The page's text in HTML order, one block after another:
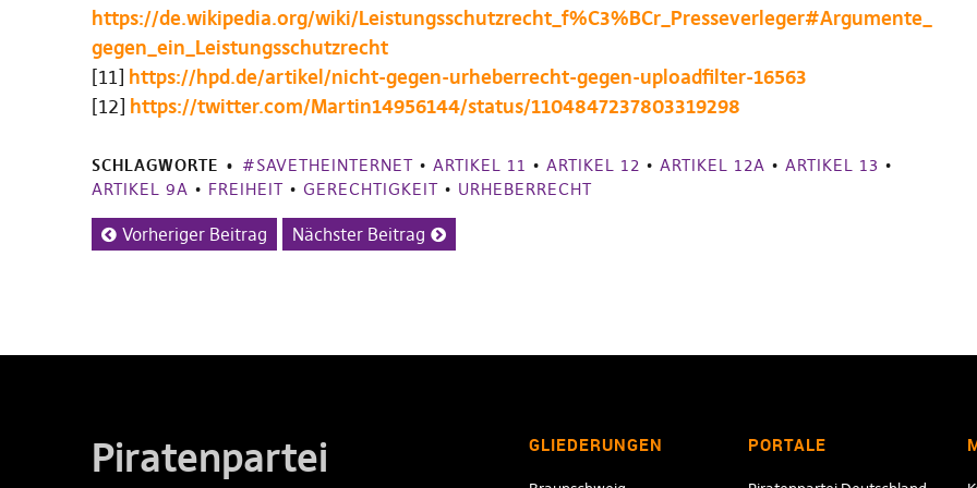
https://de.wikipedia.org/wiki/Leistungsschutzrecht_f%C3%BCr_Presseverleger#Argumente_
gegen_ein_Leistungsschutzrecht
[11] https://hpd.de/artikel/nicht-gegen-urheberrecht-gegen-uploadfilter-16563
[12] https://twitter.com/Martin14956144/status/1104847237803319298
SCHLAGWORTE #SAVETHEINTERNET • ARTIKEL 11 • ARTIKEL 12 • ARTIKEL 12A • ARTIKEL 13 •
ARTIKEL 9A • FREIHEIT • GERECHTIGKEIT • URHEBERRECHT
Vorheriger Beitrag Nächster Beitrag
Piratenpartei
GLIEDERUNGEN PORTALE